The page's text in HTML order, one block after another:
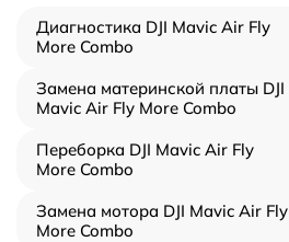
Диагностика DJI Mavic Air Fly
More Combo
Замена материнской платы DJI
Mavic Air Fly More Combo
Переборка DJI Mavic Air Fly
More Combo
Замена мотора DJI Mavic Air Fly
More Combo